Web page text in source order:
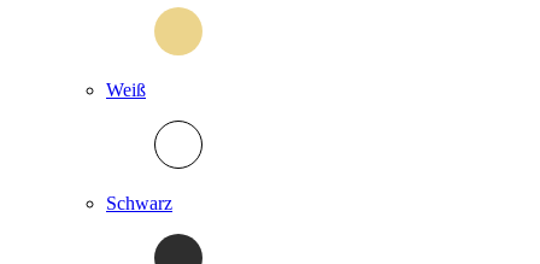
Weiß
Schwarz